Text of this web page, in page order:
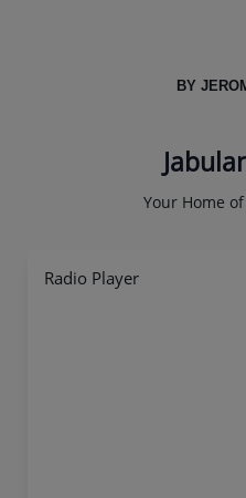
BY
Your Home
Radio Player